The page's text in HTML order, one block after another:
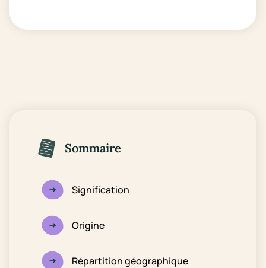
Sommaire
Signification
Origine
Répartition géographique